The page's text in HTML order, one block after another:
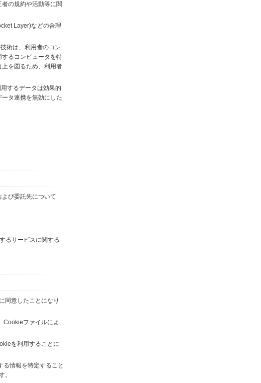
の規約や活動等に関
Layer)などの合理
術は、利用者のコン
るコンピュータを特
を図るため、利用者
するデータは効果的
タ連携を無効にした
び委託先について
るサービスに関する
同意したことになり
Cookieファイルによ
を利用することに
情報を特定すること
。